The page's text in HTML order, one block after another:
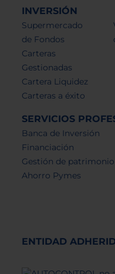
INVERSIÓN
Supermercado
de Fondos
Carteras
Gestionadas
Cartera Liquidez
Carteras a éxito
SERVICIOS
Banca de Inversión
Financiación
Gestión de patrimonio
Ahorro Pymes
ENTIDAD